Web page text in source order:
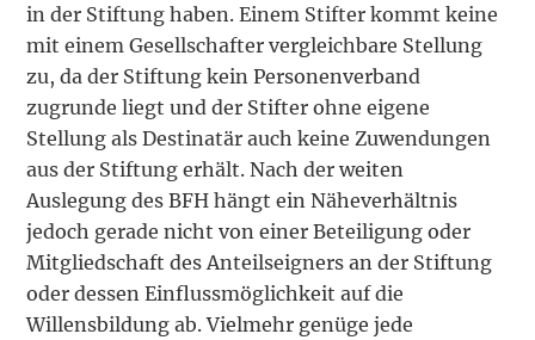
in der Stiftung haben. Einem Stifter kommt keine
mit einem Gesellschafter vergleichbare Stellung
zu, da der Stiftung kein Personenverband
zugrunde liegt und der Stifter ohne eigene
Stellung als Destinatär auch keine Zuwendungen
aus der Stiftung erhält. Nach der weiten
Auslegung des BFH hängt ein Näheverhältnis
jedoch gerade nicht von einer Beteiligung oder
Mitgliedschaft des Anteilseigners an der Stiftung
oder dessen Einflussmöglichkeit auf die
Willensbildung ab. Vielmehr genüge jede